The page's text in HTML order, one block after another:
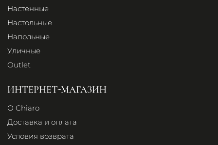
Настенные
Настольные
Напольные
Уличные
Outlet
ИНТЕРНЕТ-МАГАЗИН
О Chiaro
Доставка и оплата
Условия возврата